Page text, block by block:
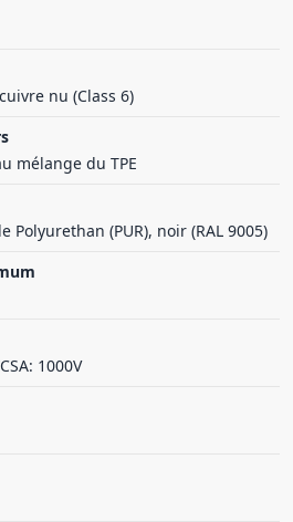
nu (Class 6)
mélange du TPE
Polyurethan (PUR), noir (RAL 9005)
1000V